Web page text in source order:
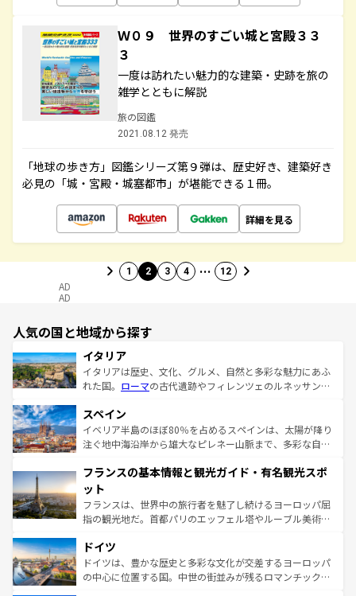
Ｗ０９ 世界のすごい城と宮殿３３
３
一度は訪れたい魅力的な建築・史跡を旅の
雑学とともに解説
旅の図鑑
2021.08.12 発売
「地球の歩き方」図鑑シリーズ第９弾は、歴史好き、建築好き
必見の「城・宮殿・城塞都市」が堪能できる１冊。
詳細を見る
1 2 3 4 … 12
AD
AD
人気の国と地域から探す
イタリア
イタリアは歴史、文化、グルメ、自然と多彩な魅力にあふ
れた国。 ローマの古代遺跡やフィレンツェのルネッサンス
ろん、トスカーナの美しい田園風景やアマルフィ海岸の絶
景など、自然景観も見逃せない。観光の合間には、本場の
ピザやパスタなど、絶品のイタリア料理を堪能することも
ませてくれるイタリアで、忘れられない旅をしてみよう！
なお、新着のイタリア情報は
しい。
スペイン
イベリア半島のほぼ80％を占めるスペインは、太陽が降り
注ぐ地中海沿岸から雄大なピレネー山脈まで、多彩な自然
文化が根付くこの国では、情熱的なフラメンコ、熱気あふ
れる闘牛、そして美味しいタパスが生活の一部となってい
る。首都マドリードの洗練された雰囲気や、バルセロナの
アートに溢れた街角から、地方では古代ローマ遺跡や中世
せる。地方によって風土や気候が異なるスペインはその個
性で訪れる人を魅了する。 なお、新着のスペイン情報は コ
ンテンツ一覧を参照してほしい。
フランスの基本情報と観光ガイド・有名観光スポ
ット
フランスは、世界中の旅行者を魅了し続けるヨーロッパ屈
指の観光地だ。首都パリのエッフェル塔やルーブル美術館
で、幅広い魅力が詰まっている。華麗な宮殿、歴史的な大
聖堂、美しいビーチ、そして豊かな自然が、訪れる者を心
から魅了する。また、フランスは美食の国としても知ら
ドイツ
ドイツは、豊かな歴史と多彩な文化が交差するヨーロッパ
の中心に位置する国。中世の街並みが残るロマンチック街